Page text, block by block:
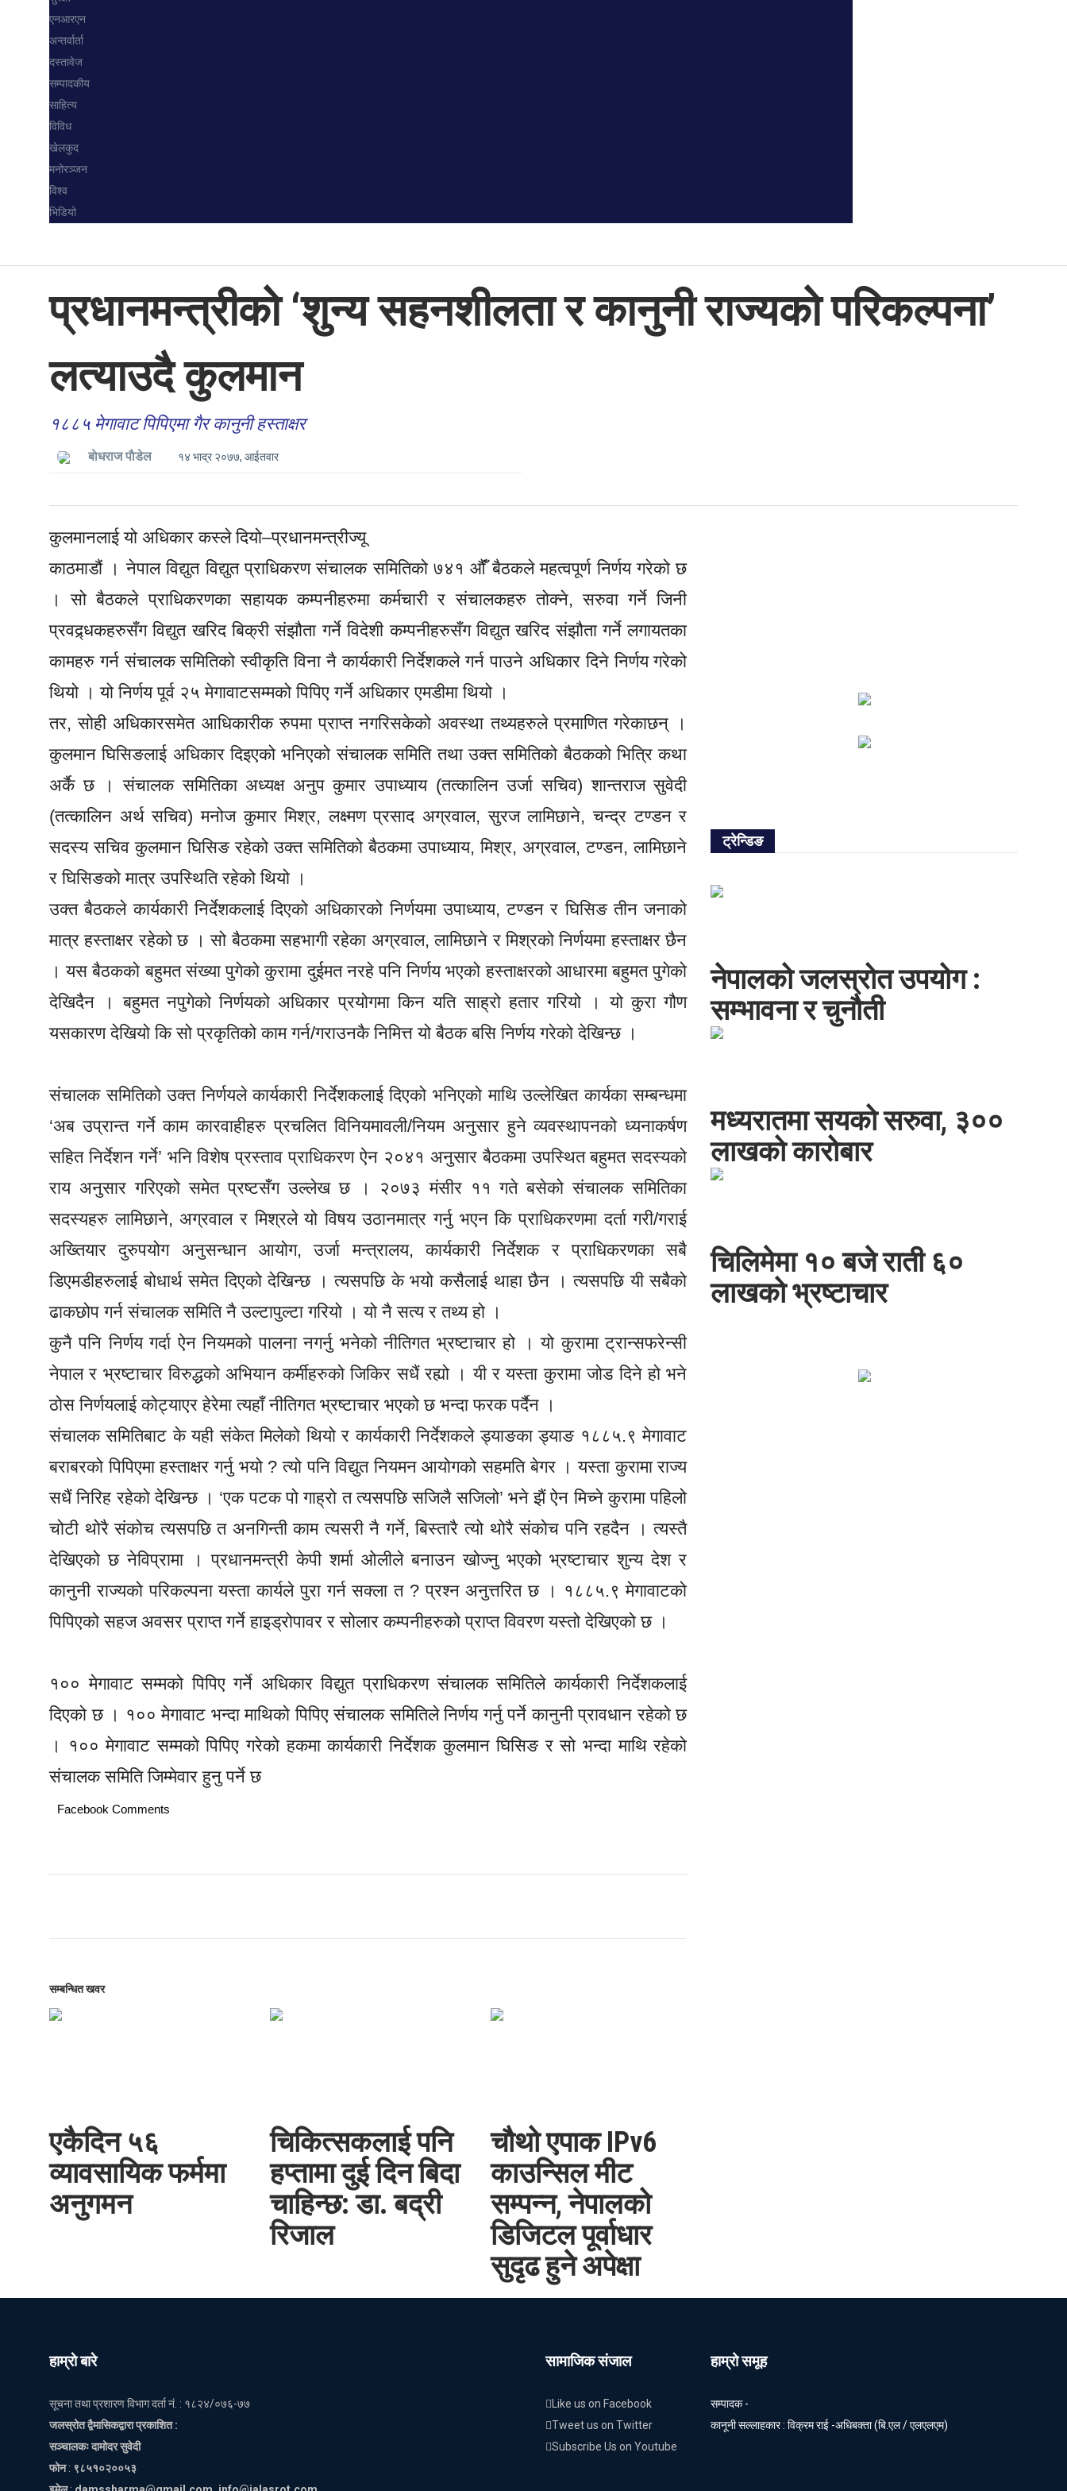
एनआरएन
अन्तर्वार्ता
दस्तावेज
सम्पादकीय
साहित्य
विविध
खेलकुद
मनोरञ्जन
विश्व
भिडियो
प्रधानमन्त्रीको ‘शुन्य सहनशीलता र कानुनी राज्यको परिकल्पना’
लत्याउदै कुलमान
१८८५ मेगावाट पिपिएमा गैर कानुनी हस्ताक्षर
बाेधराज पाैडेल १४ भाद्र २०७७, आईतवार
कुलमानलाई यो अधिकार कस्ले दियो–प्रधानमन्त्रीज्यू
काठमाडौं । नेपाल विद्युत विद्युत प्राधिकरण संचालक समितिको ७४१ औँं बैठकले महत्वपूर्ण निर्णय गरेको छ
। सो बैठकले प्राधिकरणका सहायक कम्पनीहरुमा कर्मचारी र संचालकहरु तोक्ने, सरुवा गर्ने जिनी
प्रवद्र्धकहरुसँग विद्युत खरिद बिक्री संझौता गर्ने विदेशी कम्पनीहरुसँग विद्युत खरिद संझौता गर्ने लगायतका
कामहरु गर्न संचालक समितिको स्वीकृति विना नै कार्यकारी निर्देशकले गर्न पाउने अधिकार दिने निर्णय गरेको
थियो । यो निर्णय पूर्व २५ मेगावाटसम्मको पिपिए गर्ने अधिकार एमडीमा थियो ।
तर, सोही अधिकारसमेत आधिकारीक रुपमा प्राप्त नगरिसकेको अवस्था तथ्यहरुले प्रमाणित गरेकाछन् ।
कुलमान घिसिङलाई अधिकार दिइएको भनिएको संचालक समिति तथा उक्त समितिको बैठकको भित्रि कथा
अर्कै छ । संचालक समितिका अध्यक्ष अनुप कुमार उपाध्याय (तत्कालिन उर्जा सचिव) शान्तराज सुवेदी
(तत्कालिन अर्थ सचिव) मनोज कुमार मिश्र, लक्ष्मण प्रसाद अग्रवाल, सुरज लामिछाने, चन्द्र टण्डन र
सदस्य सचिव कुलमान घिसिङ रहेको उक्त समितिको बैठकमा उपाध्याय, मिश्र, अग्रवाल, टण्डन, लामिछाने
र घिसिङको मात्र उपस्थिति रहेको थियो ।
उक्त बैठकले कार्यकारी निर्देशकलाई दिएको अधिकारको निर्णयमा उपाध्याय, टण्डन र घिसिङ तीन जनाको
मात्र हस्ताक्षर रहेको छ । सो बैठकमा सहभागी रहेका अग्रवाल, लामिछाने र मिश्रको निर्णयमा हस्ताक्षर छैन
। यस बैठकको बहुमत संख्या पुगेको कुरामा दुईमत नरहे पनि निर्णय भएको हस्ताक्षरको आधारमा बहुमत पुगेको
देखिदैन । बहुमत नपुगेको निर्णयको अधिकार प्रयोगमा किन यति साह्रो हतार गरियो । यो कुरा गौण
यसकारण देखियो कि सो प्रकृतिको काम गर्न/गराउनकै निमित्त यो बैठक बसि निर्णय गरेको देखिन्छ ।
संचालक समितिको उक्त निर्णयले कार्यकारी निर्देशकलाई दिएको भनिएको माथि उल्लेखित कार्यका सम्बन्धमा
‘अब उप्रान्त गर्ने काम कारवाहीहरु प्रचलित विनियमावली/नियम अनुसार हुने व्यवस्थापनको ध्यनाकर्षण
सहित निर्देशन गर्ने’ भनि विशेष प्रस्ताव प्राधिकरण ऐन २०४१ अनुसार बैठकमा उपस्थित बहुमत सदस्यको
राय अनुसार गरिएको समेत प्रष्टसँग उल्लेख छ । २०७३ मंसीर ११ गते बसेको संचालक समितिका
सदस्यहरु लामिछाने, अग्रवाल र मिश्रले यो विषय उठानमात्र गर्नु भएन कि प्राधिकरणमा दर्ता गरी/गराई
अख्तियार दुरुपयोग अनुसन्धान आयोग, उर्जा मन्त्रालय, कार्यकारी निर्देशक र प्राधिकरणका सबै
डिएमडीहरुलाई बोधार्थ समेत दिएको देखिन्छ । त्यसपछि के भयो कसैलाई थाहा छैन । त्यसपछि यी सबैको
ढाकछोप गर्न संचालक समिति नै उल्टापुल्टा गरियो । यो नै सत्य र तथ्य हो ।
कुनै पनि निर्णय गर्दा ऐन नियमको पालना नगर्नु भनेको नीतिगत भ्रष्टाचार हो । यो कुरामा ट्रान्सफरेन्सी
नेपाल र भ्रष्टाचार विरुद्धको अभियान कर्मीहरुको जिकिर सधैं रह्यो । यी र यस्ता कुरामा जोड दिने हो भने
ठोस निर्णयलाई कोट्याएर हेरेमा त्यहाँ नीतिगत भ्रष्टाचार भएको छ भन्दा फरक पर्दैन ।
संचालक समितिबाट के यही संकेत मिलेको थियो र कार्यकारी निर्देशकले ड्याङका ड्याङ १८८५.९ मेगावाट
बराबरको पिपिएमा हस्ताक्षर गर्नु भयो ? त्यो पनि विद्युत नियमन आयोगको सहमति बेगर । यस्ता कुरामा राज्य
सधैं निरिह रहेको देखिन्छ । ‘एक पटक पो गाह्रो त त्यसपछि सजिलै सजिलो’ भने झैं ऐन मिच्ने कुरामा पहिलो
चोटी थोरै संकोच त्यसपछि त अनगिन्ती काम त्यसरी नै गर्ने, बिस्तारै त्यो थोरै संकोच पनि रहदैन । त्यस्तै
देखिएको छ नेविप्रामा । प्रधानमन्त्री केपी शर्मा ओलीले बनाउन खोज्नु भएको भ्रष्टाचार शुन्य देश र
कानुनी राज्यको परिकल्पना यस्ता कार्यले पुरा गर्न सक्ला त ? प्रश्न अनुत्तरित छ । १८८५.९ मेगावाटको
पिपिएको सहज अवसर प्राप्त गर्ने हाइड्रोपावर र सोलार कम्पनीहरुको प्राप्त विवरण यस्तो देखिएको छ ।
१०० मेगावाट सम्मको पिपिए गर्ने अधिकार विद्युत प्राधिकरण संचालक समितिले कार्यकारी निर्देशकलाई
दिएको छ । १०० मेगावाट भन्दा माथिको पिपिए संचालक समितिले निर्णय गर्नु पर्ने कानुनी प्रावधान रहेको छ
। १०० मेगावाट सम्मको पिपिए गरेको हकमा कार्यकारी निर्देशक कुलमान घिसिङ र सो भन्दा माथि रहेको
संचालक समिति जिम्मेवार हुनु पर्ने छ
Facebook Comments
सम्बन्धित खवर
एकैदिन ५६
व्यावसायिक फर्ममा
अनुगमन
चिकित्सकलाई पनि
हप्तामा दुई दिन बिदा
चाहिन्छ: डा. बद्री
रिजाल
चौथो एपाक IPv6
काउन्सिल मीट
सम्पन्न, नेपालको
डिजिटल पूर्वाधार
सुदृढ हुने अपेक्षा
ट्रेन्डिङ
नेपालको जलस्रोत उपयोग :
सम्भावना र चुनौती
मध्यरातमा सयको सरुवा, ३००
लाखको कारोबार
चिलिमेमा १० बजे राती ६०
लाखको भ्रष्टाचार
हाम्राे बारे
सूचना तथा प्रशारण विभाग दर्ता नं. : १८२४/०७६-७७
जलस्रोत द्वैमासिकद्वारा प्रकाशित :
सञ्चालकः दामोदर सुवेदी
फोन: ९८५१०२००५३
सामाजिक संजाल
Like us on Facebook
Tweet us on Twitter
Subscribe Us on Youtube
हाम्रो समूह
सम्पादक -
कानूनी सल्लाहकार : विक्रम राई -अधिबक्ता (बि.एल / एलएलएम)